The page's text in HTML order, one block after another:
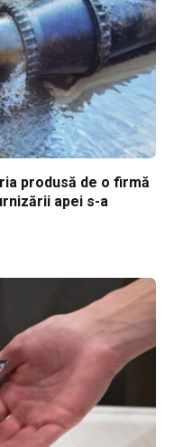
produsă de o firmă
apei s-a